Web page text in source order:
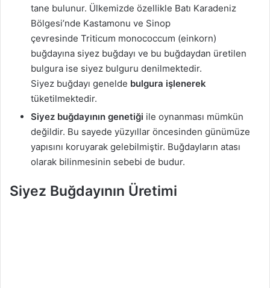
tane bulunur. Ülkemizde özellikle Batı Karadeniz
Bölgesi’nde Kastamonu ve Sinop
çevresinde Triticum monococcum (einkorn)
buğdayına siyez buğdayı ve bu buğdaydan üretilen
bulgura ise siyez bulguru denilmektedir.
Siyez buğdayı genelde bulgura işlenerek
tüketilmektedir.
Siyez buğdayının genetiği ile oynanması mümkün
değildir. Bu sayede yüzyıllar öncesinden günümüze
yapısını koruyarak gelebilmiştir. Buğdayların atası
olarak bilinmesinin sebebi de budur.
Siyez Buğdayının Üretimi